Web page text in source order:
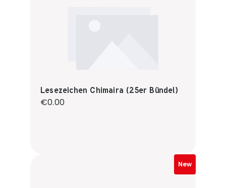
Lesezeichen Chimaira (25er Bündel)
Regular price:
€0.00
New